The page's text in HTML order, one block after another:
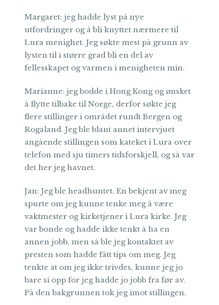
Margaret: jeg hadde lyst på nye
utfordringer og å bli knyttet nærmere til
Lura menighet. Jeg søkte mest på grunn av
lysten til i større grad bli en del av
fellesskapet og varmen i menigheten min.
Marianne: jeg bodde i Hong Kong og ønsket
å flytte tilbake til Norge, derfor søkte jeg
flere stillinger i området rundt Bergen og
Rogaland. Jeg ble blant annet intervjuet
angående stillingen som kateket i Lura over
telefon med sju timers tidsforskjell, og så var
det her jeg havnet.
Jan: Jeg ble headhuntet. En bekjent av meg
spurte om jeg kunne tenke meg å være
vaktmester og kirketjener i Lura kirke. Jeg
var bonde og hadde ikke tenkt å ha en
annen jobb, men så ble jeg kontaktet av
presten som hadde fått tips om meg. Jeg
tenkte at om jeg ikke trivdes, kunne jeg jo
bare si opp for jeg hadde jo jobb fra før av.
På den bakgrunnen tok jeg imot stillingen.